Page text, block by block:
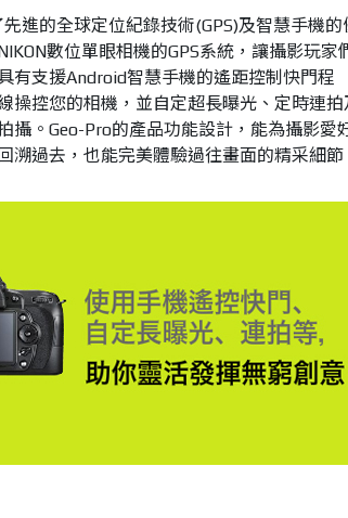
進的全球定位紀錄技術(GPS)及智慧手機的
數位單眼相機的GPS系統，讓攝影玩家
有支援Android智慧手機的遙距控制快門程
操控您的相機，並自定超長曝光、定時連拍
攝。Geo-Pro的產品功能設計，能為攝影愛
溯過去，也能完美體驗過往畫面的精采細節